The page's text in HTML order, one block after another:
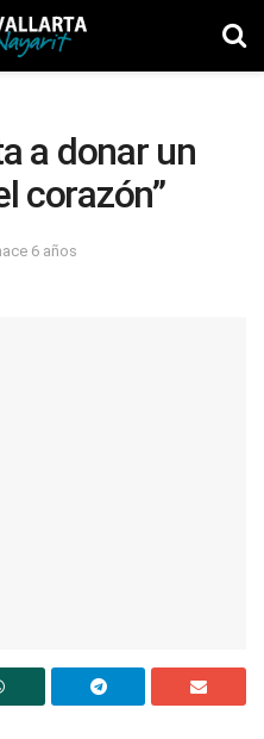
a donar un
corazón”
6 años